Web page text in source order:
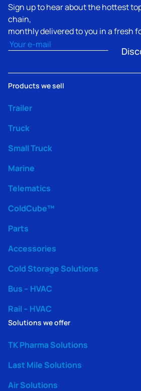
Sign up to hear about the hottest
chain,
monthly delivered to you in a fresh
Email(erforderlich)
Products we sell
Trailer
Truck
Small Truck
Marine
Telematics
ColdCube™
Parts
Accessories
Cold Storage Solutions
Bus – HVAC
Rail – HVAC
Solutions we offer
TK Pharma Solutions
Last Mile Solutions
Air Solutions